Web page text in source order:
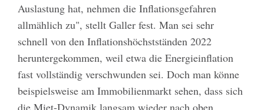
Auslastung hat, nehmen die Inflationsgefahren
allmählich zu", stellt Galler fest. Man sei sehr
schnell von den Inflationshöchstständen 2022
heruntergekommen, weil etwa die Energieinflation
fast vollständig verschwunden sei. Doch man könne
beispielsweise am Immobilienmarkt sehen, dass sich
die Miet-Dynamik langsam wieder nach oben